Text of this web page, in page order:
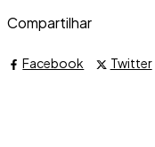
Compartilhar
Facebook Twitter